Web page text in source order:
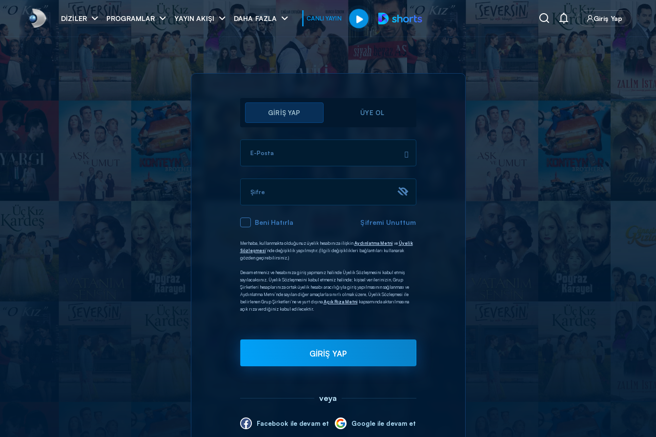
DIZILER PROGRAMLAR YAYIN AKIŞI DAHA FAZLA CANLI YAYIN Giriş Yap
Arama
ARAMA SONUÇLARI
GİRİŞ YAP ÜYE OL
E-Posta
Şifre
Beni Hatırla Şifremi Unuttum
Merhaba, kullanmakta olduğunuz üyelik hesabınıza ilişkinAydınlatma Metni veÜyelik
Sözleşmesi’nde değişiklik yapılmıştır. (İlgili değişiklikleri bağlantıları kullanarak
gözden geçirebilirsiniz.)
Devam etmeniz ve hesabınıza giriş yapmanız halinde Üyelik Sözleşmesini kabul etmiş
sayılacaksınız. Üyelik Sözleşmesini kabul etmeniz halinde; kişisel verilerinizin, Grup
Şirketleri hesaplarınıza ortak üyelik hesabı aracılığıyla giriş yapılmasının sağlanması ve
Aydınlatma Metni’nde sayılan diğer amaçlarla sınırlı olmak üzere, Üyelik Sözleşmesi ile
belirlenen Grup Şirketleri’ne ve yurt dışınaAçık Rıza Metni kapsamında aktarılmasına
açık rıza verdiğiniz kabul edilecektir.
GİRİŞ YAP
veya
Facebook ile devam et Google ile devam et